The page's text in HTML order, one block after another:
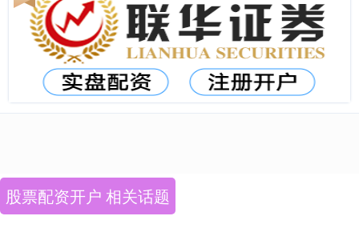
股票配资开户 相关话题